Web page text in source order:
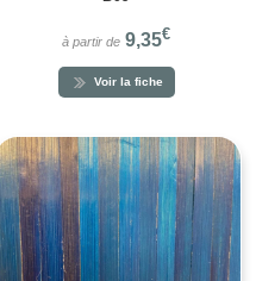
à partir de 9,35€
Voir la fiche